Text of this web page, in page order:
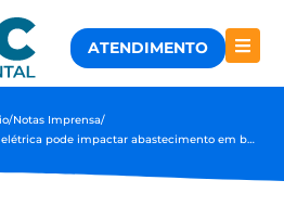
ATENDIMENTO
/Notas Imprensa/
Incidente durante manutenção elétrica pode impactar abastecimento em bairros da zona oeste de Marília